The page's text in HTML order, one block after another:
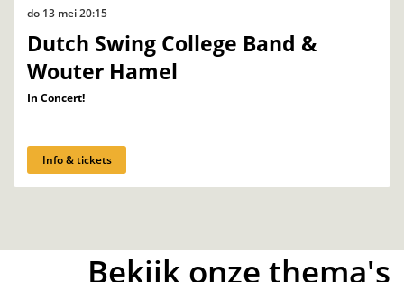
Dutch Swing College Band &
Wouter Hamel
In Concert!
do 13 mei20:15
Info & tickets
Bekijk onze thema's